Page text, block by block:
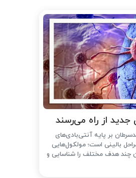
از راه می‌رسند
بر پایه آنتی‌بادی‌های
بالینی است؛ مولکول‌هایی
چند هدف مختلف را شناسایی و